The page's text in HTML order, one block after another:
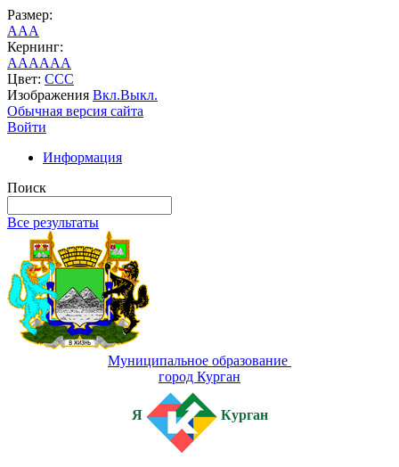
Размер:
AAA
Кернинг:
AAAAAA
Цвет: CCC
Изображения Вкл.Выкл.
Обычная версия сайта
Войти
Информация
Поиск
Все результаты
Муниципальное образование
город Курган
Я Курган